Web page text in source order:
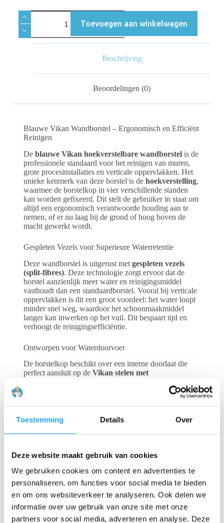
Toestemming Details Over
Deze website maakt gebruik van cookies
We gebruiken cookies om content en advertenties te
personaliseren, om functies voor social media te bieden
en om ons websiteverkeer te analyseren. Ook delen we
informatie over uw gebruik van onze site met onze
partners voor social media, adverteren en analyse. Deze
Toevoegen aan winkelwagen
Beschrijving
Beoordelingen (0)
Blauwe Vikan Wandborstel – Ergonomisch en Efficiënt
Reinigen
De blauwe Vikan hoekverstelbare wandborstelis de
professionele standaard voor het reinigen van muren,
grote procesinstallaties en verticale oppervlakken. Het
unieke kenmerk van deze borstel is de hoekverstelling,
waarmee de borstelkop in vier verschillende standen
kan worden gefixeerd. Dit stelt de gebruiker in staat om
altijd een ergonomisch verantwoorde houding aan te
nemen, of er nu laag bij de grond of hoog boven de
macht gewerkt wordt.
Gespleten Vezels voor Superieure Waterretentie
Deze wandborstel is uitgerust met gespleten vezels
(split-fibres). Deze technologie zorgt ervoor dat de
borstel aanzienlijk meer water en reinigingsmiddel
vasthoudt dan een standaardborstel. Vooral bij verticale
oppervlakken is dit een groot voordeel: het water loopt
minder snel weg, waardoor het schoonmaakmiddel
langer kan inwerken op het vuil. Dit bespaart tijd en
verhoogt de reinigingsefficiëntie.
Ontworpen voor Waterdoorvoer
De borstelkop beschikt over een interne doorlaat die
perfect aansluit op de Vikan stelen met
stroomt het water direct door de borstelkern naar de
vezels. Hierdoor wordt het losgekomen vuil direct
wegspoeld tijdens het schrobben, wat essentieel is voor
een hygiënisch resultaat in de horeca en industrie.
De blauwe kleur is de meest gekozen kleur binnen de
detecteerbaarheid. De borstel is vervaardigd uit
voedselveilig polypropyleen, is hittebestendig tot121°C
en volledig autoclaveerbaar.
Belangrijkste specificaties: